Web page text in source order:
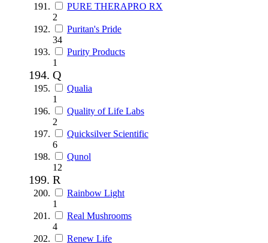
PURE THERAPRO RX
2
Puritan's Pride
34
Purity Products
1
Q
Qualia
1
Quality of Life Labs
2
Quicksilver Scientific
6
Qunol
12
R
Rainbow Light
1
Real Mushrooms
4
Renew Life